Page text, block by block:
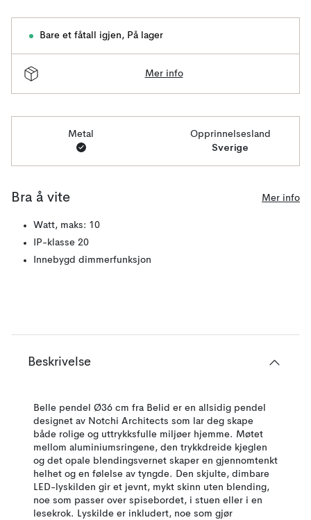
Bare et fåtall igjen, På lager
Mer info
Metal Opprinnelsesland
Sverige
Bra å vite Mer info
Watt, maks: 10
IP-klasse 20
Innebygd dimmerfunksjon
Beskrivelse
Belle pendel Ø36 cm fra Belid er en allsidig pendel
designet av Notchi Architects som lar deg skape
både rolige og uttrykksfulle miljøer hjemme. Møtet
mellom aluminiumsringene, den trykkdreide kjeglen
og det opale blendingsvernet skaper en gjennomtenkt
helhet og en følelse av tyngde. Den skjulte, dimbare
LED-lyskilden gir et jevnt, mykt skinn uten blending,
noe som passer over spisebordet, i stuen eller i en
lesekrok. Lyskilde er inkludert, noe som gjør